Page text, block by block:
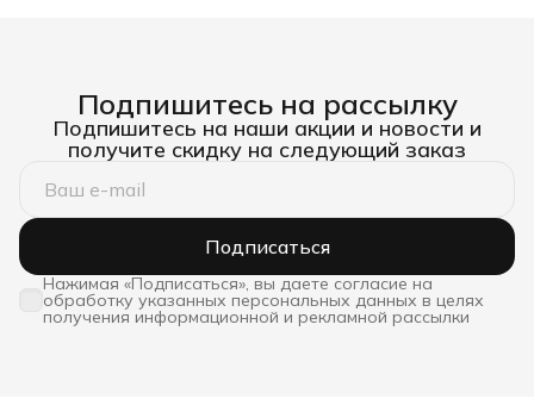
Подпишитесь на рассылку
Подпишитесь на наши акции и новости и
получите скидку на следующий заказ
Подписаться
Нажимая «Подписаться», вы даете согласие на
обработку указанных персональных данных в целях
получения информационной и рекламной рассылки